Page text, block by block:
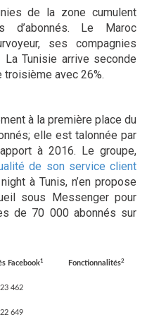
de la zone cumulent
d’abonnés. Le Maroc
ses compagnies
Tunisie arrive seconde
troisième avec 26%.
à la première place du
elle est talonnée par
à 2016. Le groupe,
de son service client
à Tunis, n’en propose
sous Messenger pour
de 70 000 abonnés sur
Facebook1 Fonctionnalités2
462
649